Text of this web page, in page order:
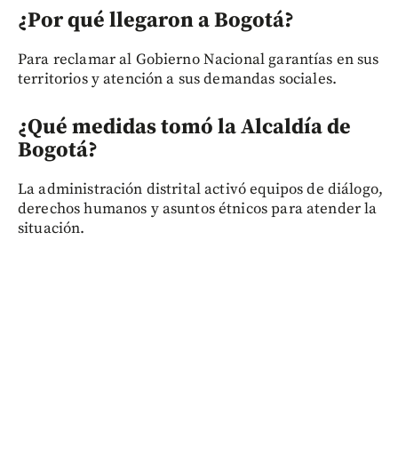
¿Por qué llegaron a Bogotá?
Para reclamar al Gobierno Nacional garantías en sus
territorios y atención a sus demandas sociales.
¿Qué medidas tomó la Alcaldía de
Bogotá?
La administración distrital activó equipos de diálogo,
derechos humanos y asuntos étnicos para atender la
situación.